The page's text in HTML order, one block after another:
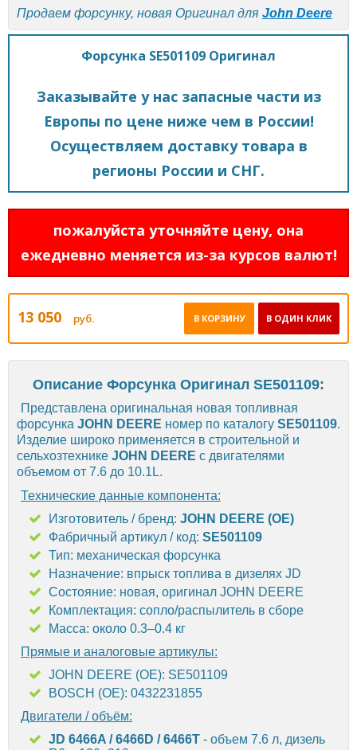
Продаем форсунку, новая Оригинал для John Deere
Форсунка SE501109 Оригинал
Заказывайте у нас запасные части из
Европы по цене ниже чем в России!
Осуществляем доставку товара в
регионы России и СНГ.
пожалуйста уточняйте цену, она
ежедневно меняется из-за курсов валют!
13 050 руб. В ОДИН КЛИК
В КОРЗИНУ
Описание Форсунка Оригинал SE501109:
Представлена оригинальная новая топливная
форсунка JOHN DEERE номер по каталогу SE501109.
Изделие широко применяется в строительной и
сельхозтехнике JOHN DEERE с двигателями
объемом от 7.6 до 10.1L.
Технические данные компонента:
Изготовитель / бренд: JOHN DEERE (OE)
Фабричный артикул / код: SE501109
Тип: механическая форсунка
Назначение: впрыск топлива в дизелях JD
Состояние: новая, оригинал JOHN DEERE
Комплектация: сопло/распылитель в сборе
Масса: около 0.3–0.4 кг
Прямые и аналоговые артикулы:
JOHN DEERE (OE): SE501109
BOSCH (OE): 0432231855
Двигатели / объём:
JD 6466A / 6466D / 6466T - объем 7.6 л, дизель